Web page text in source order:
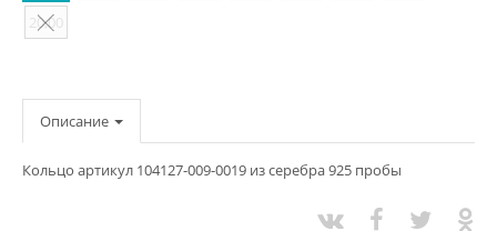
20,00
Описание
Кольцо артикул 104127-009-0019 из серебра 925 пробы